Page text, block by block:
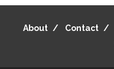
About Contact